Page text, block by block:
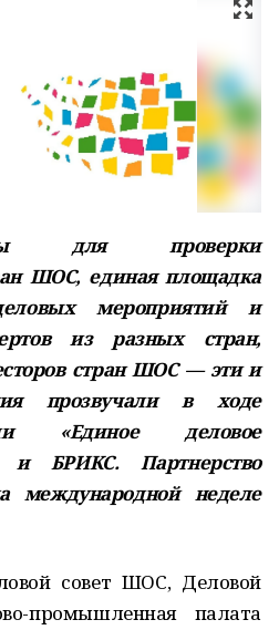
для проверки
ШОС, единая площадка
мероприятий и
из разных стран,
стран ШОС — эти и
прозвучали в ходе
«Единое деловое
и БРИКС. Партнерство
международной неделе
совет ШОС, Деловой
промышленная палата